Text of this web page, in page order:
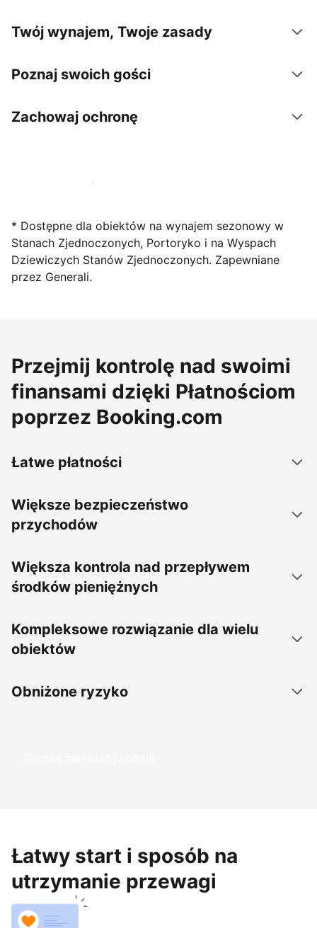
Twój wynajem, Twoje zasady
Poznaj swoich gości
Zachowaj ochronę
Zarejestruj obiekt już dziś
* Dostępne dla obiektów na wynajem sezonowy w
Stanach Zjednoczonych, Portoryko i na Wyspach
Dziewiczych Stanów Zjednoczonych. Zapewniane
przez Generali.
Przejmij kontrolę nad swoimi
finansami dzięki Płatnościom
poprzez Booking.com
Łatwe płatności
Większe bezpieczeństwo
przychodów
Większa kontrola nad przepływem
środków pieniężnych
Kompleksowe rozwiązanie dla wielu
obiektów
Obniżone ryzyko
Zacznij zarabiać już dziś
Łatwy start i sposób na
utrzymanie przewagi